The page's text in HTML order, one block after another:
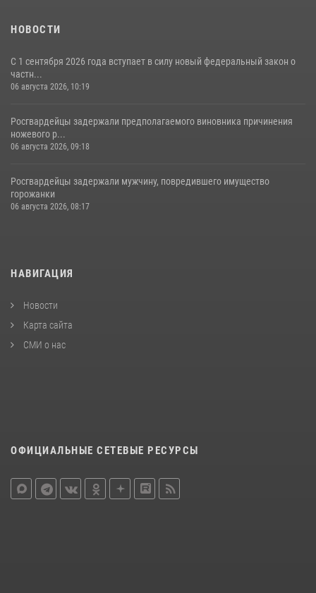
НОВОСТИ
С 1 сентября 2026 года вступает в силу новый федеральный закон о
частн...
06 августа 2026, 10:19
Росгвардейцы задержали предполагаемого виновника причинения
ножевого р...
06 августа 2026, 09:18
Росгвардейцы задержали мужчину, повредившего имущество
горожанки
06 августа 2026, 08:17
НАВИГАЦИЯ
Новости
Карта сайта
СМИ о нас
ОФИЦИАЛЬНЫЕ СЕТЕВЫЕ РЕСУРСЫ